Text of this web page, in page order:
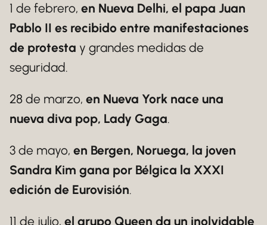
1 de febrero, en Nueva Delhi, el papa Juan
Pablo II es recibido entre manifestaciones
de protesta y grandes medidas de
seguridad.
28 de marzo, en Nueva York nace una
nueva diva pop, Lady Gaga.
3 de mayo, en Bergen, Noruega, la joven
Sandra Kim gana por Bélgica la XXXI
edición de Eurovisión.
11 de julio, el grupo Queen da un inolvidable